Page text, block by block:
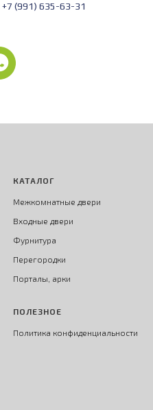
+7 (991) 635-63-31
КАТАЛОГ
Межкомнатные двери
Входные двери
Фурнитура
Перегородки
Порталы, арки
ПОЛЕЗНОЕ
Политика конфиденциальности